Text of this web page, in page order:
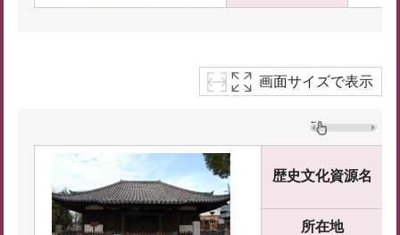
画面サイズで表示
歴史文化資源名
所在地